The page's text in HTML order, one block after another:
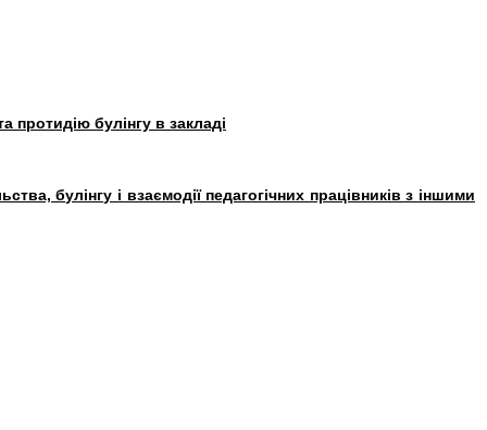
протидію булінгу в закладі
булінгу і взаємодії педагогічних працівників з іншими